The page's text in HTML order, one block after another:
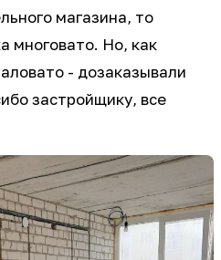
магазина, то
многовато. Но, как
- дозаказывали
застройщику, все